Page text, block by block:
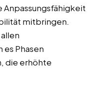
Anpassungsfähigkeit
mitbringen.
Phasen
die erhöhte